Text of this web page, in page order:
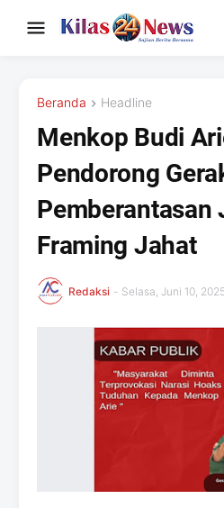
Beranda Headline
Menkop Budi
Pendorong
Pemberantasan
Framing Jahat
Redaksi - Selasa, Juni 10, 2025